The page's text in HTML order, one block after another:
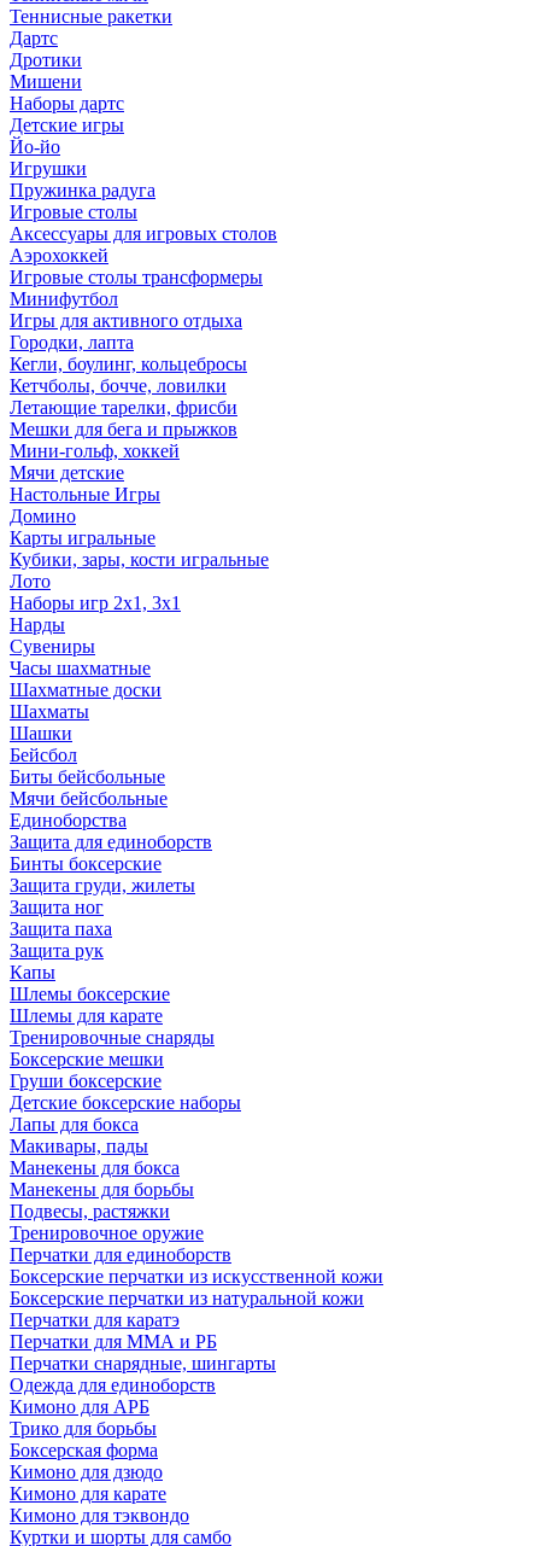
Теннисные ракетки
Дартс
Дротики
Мишени
Наборы дартс
Детские игры
Йо-йо
Игрушки
Пружинка радуга
Игровые столы
Аксессуары для игровых столов
Аэрохоккей
Игровые столы трансформеры
Минифутбол
Игры для активного отдыха
Городки, лапта
Кегли, боулинг, кольцебросы
Кетчболы, бочче, ловилки
Летающие тарелки, фрисби
Мешки для бега и прыжков
Мини-гольф, хоккей
Мячи детские
Настольные Игры
Домино
Карты игральные
Кубики, зары, кости игральные
Лото
Наборы игр 2х1, 3х1
Нарды
Сувениры
Часы шахматные
Шахматные доски
Шахматы
Шашки
Бейсбол
Биты бейсбольные
Мячи бейсбольные
Единоборства
Защита для единоборств
Бинты боксерские
Защита груди, жилеты
Защита ног
Защита паха
Защита рук
Капы
Шлемы боксерские
Шлемы для карате
Тренировочные снаряды
Боксерские мешки
Груши боксерские
Детские боксерские наборы
Лапы для бокса
Макивары, пады
Манекены для бокса
Манекены для борьбы
Подвесы, растяжки
Тренировочное оружие
Перчатки для единоборств
Боксерские перчатки из искусственной кожи
Боксерские перчатки из натуральной кожи
Перчатки для каратэ
Перчатки для ММА и РБ
Перчатки снарядные, шингарты
Одежда для единоборств
Кимоно для АРБ
Трико для борьбы
Боксерская форма
Кимоно для дзюдо
Кимоно для карате
Кимоно для тэквондо
Куртки и шорты для самбо